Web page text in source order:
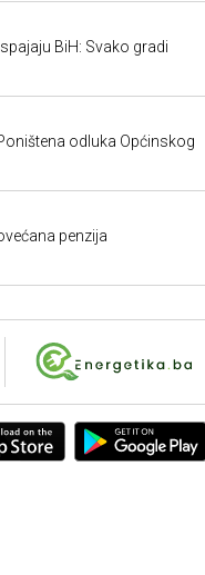
BiH: Svako gradi
odluka Općinskog
penzija